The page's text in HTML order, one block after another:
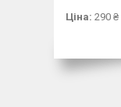
Ціна: 290 ₴